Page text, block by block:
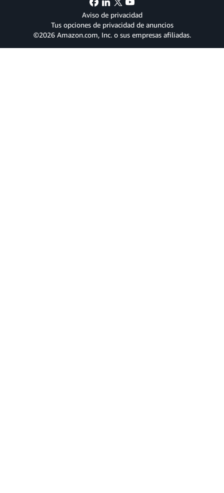
Aviso de privacidad
Tus opciones de privacidad de anuncios
©2026 Amazon.com, Inc. o sus empresas afiliadas.